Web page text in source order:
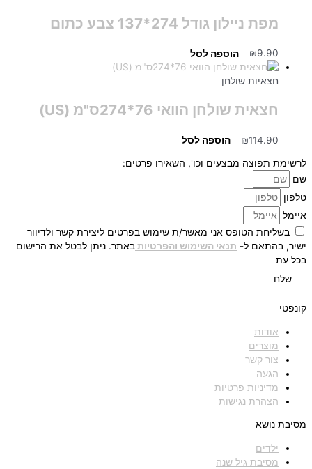
מפת ניילון גודל 274*137 צבע כתום
₪9.90 הוספה לסל
חצאיות שולחן
חצאית שולחן הוואי 76*274ס"מ (US)
₪114.90 הוספה לסל
לרשימת תפוצה מבצעים וכו', השאירו פרטים:
שם
טלפון
איימל
בשליחת הטופס אני מאשר/ת שימוש בפרטים ליצירת קשר ולדיוור
ישיר, בהתאם ל-תנאי השימוש והפרטיותבאתר. ניתן לבטל את הרישום
בכל עת
שלח
קונפטי
אודות
מוצרים
צור קשר
הגעה
מדיניות פרטיות
הצהרת נגישות
מסיבת נושא
ילדים
מסיבת גיל שנה